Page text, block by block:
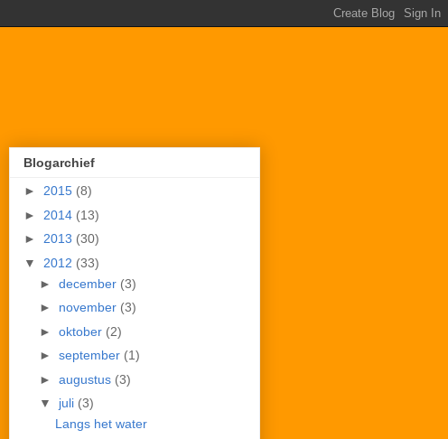
Blogarchief
► 2015 (8)
► 2014 (13)
► 2013 (30)
▼ 2012 (33)
► december (3)
► november (3)
► oktober (2)
► september (1)
► augustus (3)
▼ juli (3)
Langs het water